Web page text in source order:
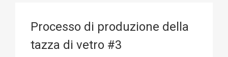
Processo di produzione della
tazza di vetro #3